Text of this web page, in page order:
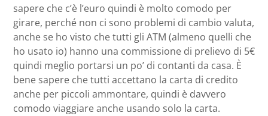
sapere che c’è l’euro quindi è molto comodo per
girare, perché non ci sono problemi di cambio valuta,
anche se ho visto che tutti gli ATM (almeno quelli che
ho usato io) hanno una commissione di prelievo di 5€
quindi meglio portarsi un po’ di contanti da casa. È
bene sapere che tutti accettano la carta di credito
anche per piccoli ammontare, quindi è davvero
comodo viaggiare anche usando solo la carta.